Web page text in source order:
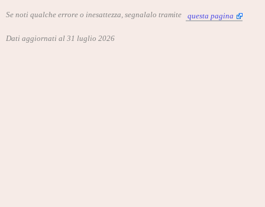
Se noti qualche errore o inesattezza, segnalalo tramite questa pagina
Dati aggiornati al 31 luglio 2026